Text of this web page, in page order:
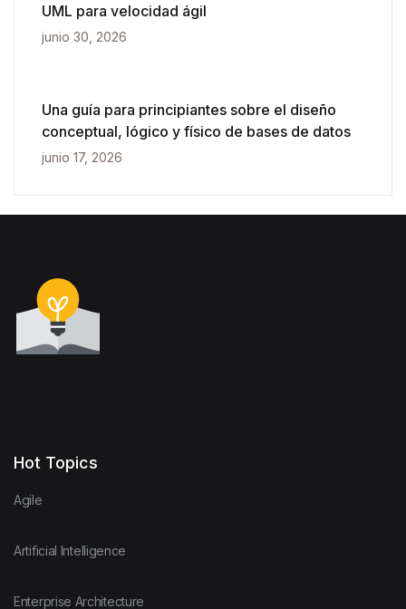
UML para velocidad ágil
junio 30, 2026
Una guía para principiantes sobre el diseño
conceptual, lógico y físico de bases de datos
junio 17, 2026
Hot Topics
Agile
Artificial Intelligence
Enterprise Architecture